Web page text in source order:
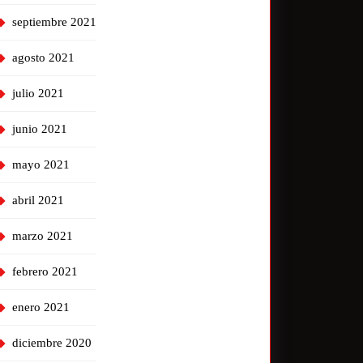
septiembre 2021
agosto 2021
julio 2021
junio 2021
mayo 2021
abril 2021
marzo 2021
febrero 2021
enero 2021
diciembre 2020